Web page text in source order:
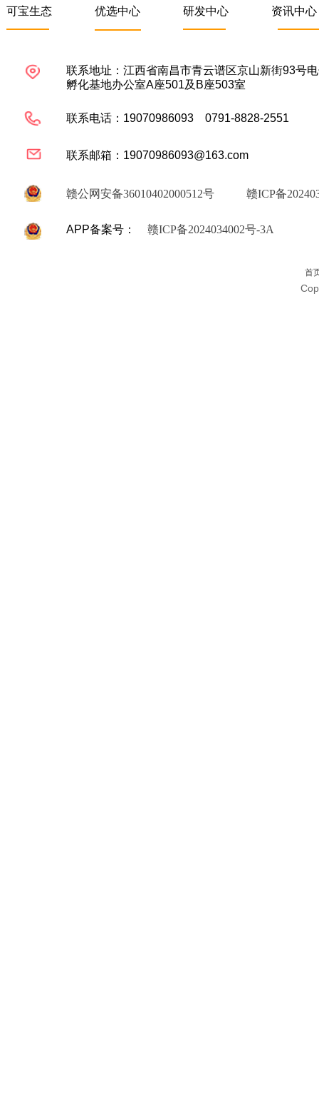
可宝生态 优选中心 研发中心 资讯中心
联系地址：江西省南昌市青云谱区京山新街93号
孵化基地办公室A座501及B座503室
联系电话：19070986093 0791-8828-2551
联系邮箱：19070986093@163.com
赣公网安备36010402000512号 赣ICP备
APP备案号： 赣ICP备2024034002号-3A
首